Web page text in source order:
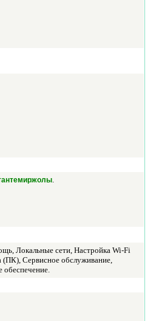
.
Локальные сети, Настройка Wi-Fi
(ПК), Сервисное обслуживание,
обеспечение.